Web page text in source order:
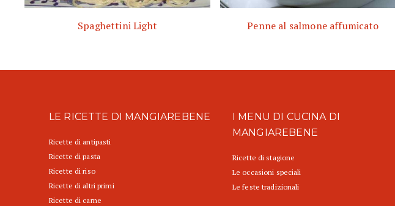
Spaghettini Light Penne al salmone affumicato
LE RICETTE DI MANGIAREBENE
Ricette di antipasti
Ricette di pasta
Ricette di riso
Ricette di altri primi
Ricette di carne
I MENU DI CUCINA DI
MANGIAREBENE
Ricette di stagione
Le occasioni speciali
Le feste tradizionali